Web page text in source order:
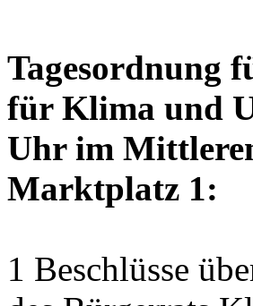
Tagesordnung
für Klima und
Uhr im
Marktplatz 1:
1 Beschlüsse